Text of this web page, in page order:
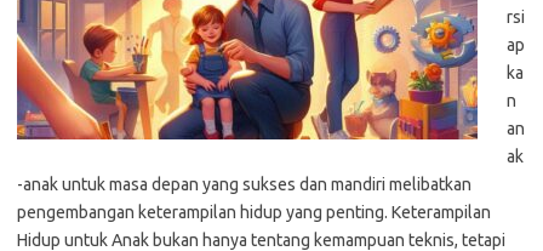
rsi
ap
ka
n
an
ak
-anak untuk masa depan yang sukses dan mandiri melibatkan
pengembangan keterampilan hidup yang penting. Keterampilan
Hidup untuk Anak bukan hanya tentang kemampuan teknis, tetapi